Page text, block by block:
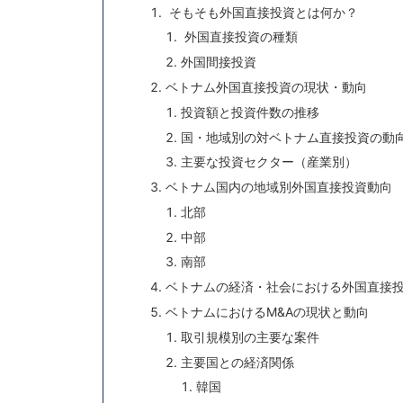
そもそも外国直接投資とは何か？
外国直接投資の種類
外国間接投資
ベトナム外国直接投資の現状・動向
投資額と投資件数の推移
国・地域別の対ベトナム直接投資の動
主要な投資セクター（産業別）
ベトナム国内の地域別外国直接投資動向
北部
中部
南部
ベトナムの経済・社会における外国直接
ベトナムにおけるM&Aの現状と動向
取引規模別の主要な案件
主要国との経済関係
韓国